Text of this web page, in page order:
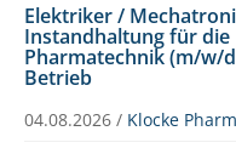
Elektriker /
Instandhaltung für die
Pharmatechnik (m/w/
Betrieb
04.08.2026 / Klocke